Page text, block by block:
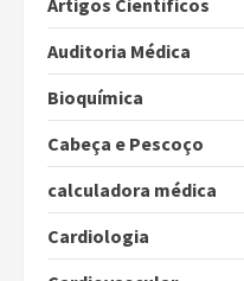
Artigos Científicos
Auditoria Médica
Bioquímica
Cabeça e Pescoço
calculadora médica
Cardiologia